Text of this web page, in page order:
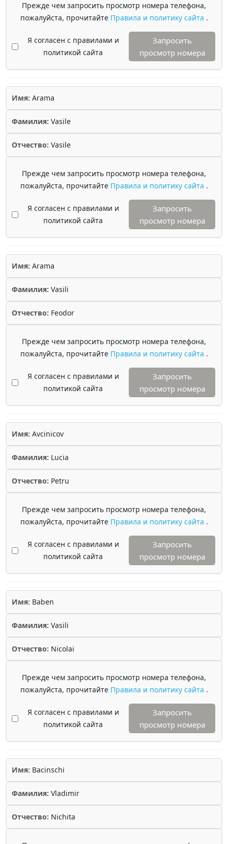
Прежде чем запросить просмотр номера телефона,
пожалуйста, прочитайте Правила и политику сайта .
Я согласен с правилами и
политикой сайта
Запросить
просмотр номера
Имя: Arama
Фамилия: Vasile
Отчество: Vasile
Прежде чем запросить просмотр номера телефона,
пожалуйста, прочитайте Правила и политику сайта .
Я согласен с правилами и
политикой сайта
Запросить
просмотр номера
Имя: Arama
Фамилия: Vasili
Отчество: Feodor
Прежде чем запросить просмотр номера телефона,
пожалуйста, прочитайте Правила и политику сайта .
Я согласен с правилами и
политикой сайта
Запросить
просмотр номера
Имя: Avcinicov
Фамилия: Lucia
Отчество: Petru
Прежде чем запросить просмотр номера телефона,
пожалуйста, прочитайте Правила и политику сайта .
Я согласен с правилами и
политикой сайта
Запросить
просмотр номера
Имя: Baben
Фамилия: Vasili
Отчество: Nicolai
Прежде чем запросить просмотр номера телефона,
пожалуйста, прочитайте Правила и политику сайта .
Я согласен с правилами и
политикой сайта
Запросить
просмотр номера
Имя: Bacinschi
Фамилия: Vladimir
Отчество: Nichita